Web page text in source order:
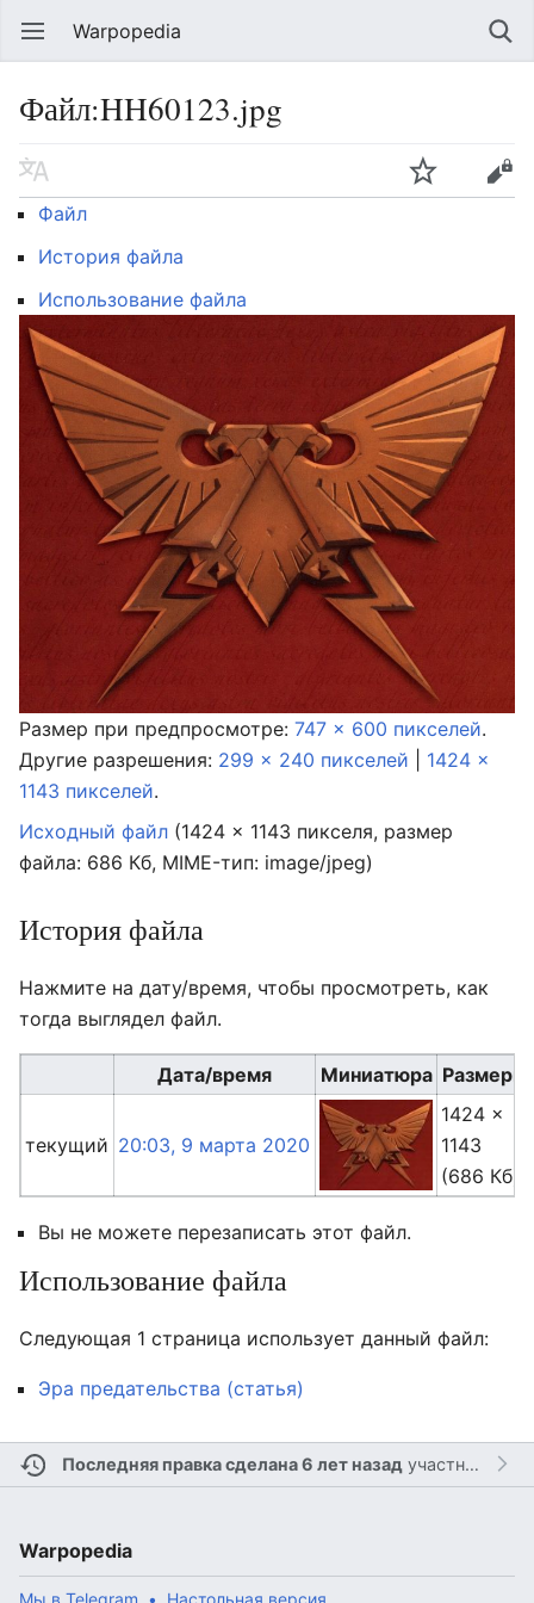
Warpopedia
Файл:HH60123.jpg
Файл
История файла
Использование файла
Размер при предпросмотре: 747 × 600 пикселей.
Другие разрешения: 299 × 240 пикселей
1424 ×
1143 пикселей.
Исходный файл (1424 × 1143 пикселя, размер
файла: 686 Кб, MIME-тип: image/jpeg)
История файла
Нажмите на дату/время, чтобы просмотреть, как
тогда выглядел файл.
Дата/время Миниатюра Размеры
текущий 20:03, 9 марта 2020
1424 ×
1143
(686 Кб)
Вы не можете перезаписать этот файл.
Использование файла
Следующая 1 страница использует данный файл:
Эра предательства (статья)
Последняя правка сделана 6 лет назадучастником
Warpopedia
Мы в Telegram Настольная версия